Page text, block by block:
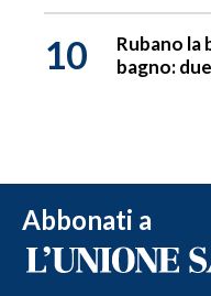
10
Rubano la
bagno:
Abbonati a